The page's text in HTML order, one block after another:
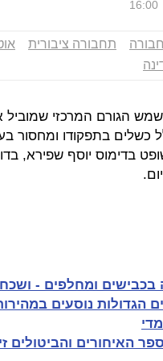
16:00
תחבורה ציבורית
הגורם המרכזי שמוביל
כשלים בתפקודו ומחסור
בדימוס יוסף שפירא,
בכבישים ומחלפים -
האיחורים והביטולים